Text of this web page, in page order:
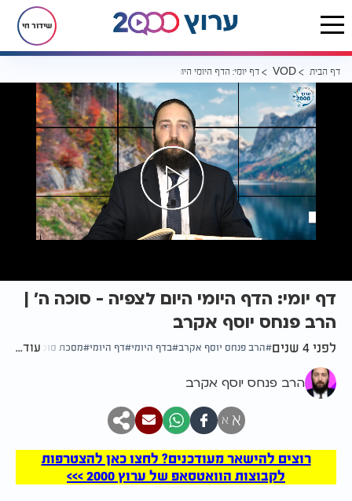
שידור חי
דף הבית VOD דף יומי: הדף היומי היום לצפיה - סוכה ה' |הרב פנחס יוסף אקרב
דף יומי: הדף היומי היום לצפיה - סוכה ה' |
הרב פנחס יוסף אקרב
לפני 4 שנים הרב פנחס יוסף אקרב בדף היומי דף היומי מסכת סוכה דף ה'
עוד...
הרב פנחס יוסף אקרב
א א
רוצים להישאר מעודכנים? לחצו כאן להצטרפות
לקבוצות הוואטסאפ של ערוץ 2000 >>>